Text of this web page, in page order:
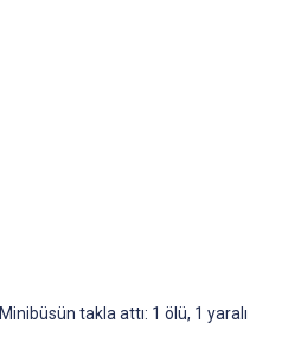
Minibüsün takla attı: 1 ölü, 1 yaralı